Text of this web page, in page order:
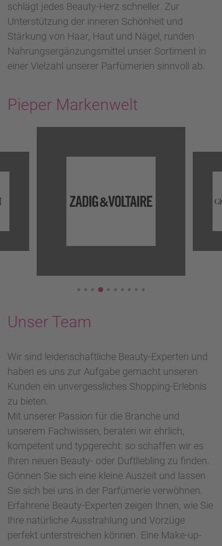
schlägt jedes Beauty-Herz schneller. Zur
Unterstützung der inneren Schönheit und
Stärkung von Haar, Haut und Nägel, runden
Nahrungsergänzungsmittel unser Sortiment in
einer Vielzahl unserer Parfümerien sinnvoll ab.
Pieper Markenwelt
Unser Team
Wir sind leidenschaftliche Beauty-Experten und
haben es uns zur Aufgabe gemacht unseren
Kunden ein unvergessliches Shopping-Erlebnis
zu bieten.
Mit unserer Passion für die Branche und
unserem Fachwissen, beraten wir ehrlich,
kompetent und typgerecht: so schaffen wir es
Ihren neuen Beauty- oder Duftliebling zu finden.
Gönnen Sie sich eine kleine Auszeit und lassen
Sie sich bei uns in der Parfümerie verwöhnen.
Erfahrene Beauty-Experten zeigen Ihnen, wie Sie
Ihre natürliche Ausstrahlung und Vorzüge
perfekt unterstreichen können. Eine Make-up-